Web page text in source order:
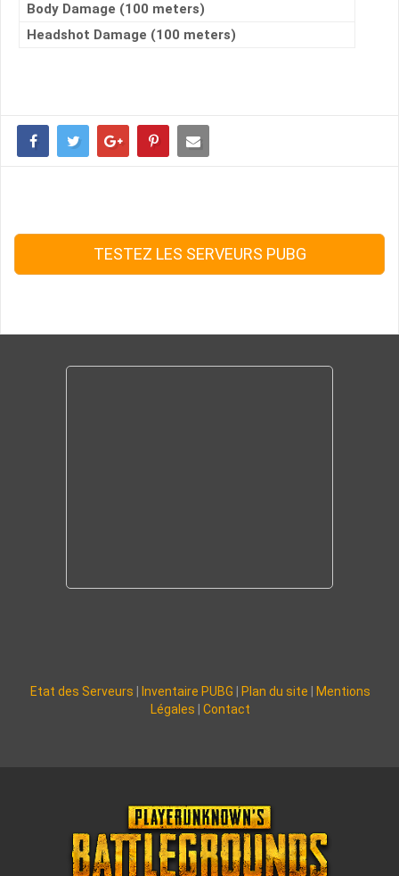
Body Damage (100 meters)
Headshot Damage (100 meters)
TESTEZ LES SERVEURS PUBG
Etat des Serveurs Inventaire PUBG Plan du site
Mentions
Légales
Contact